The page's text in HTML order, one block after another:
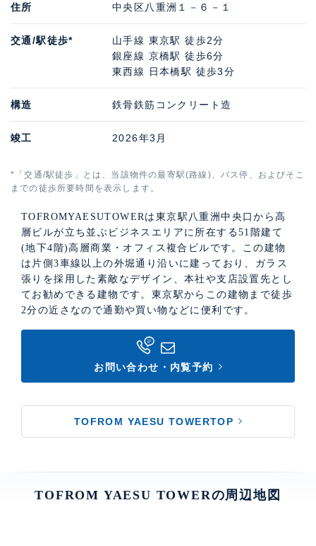
住所 中央区八重洲１－６－１
交通/駅徒歩*
山手線 東京駅 徒歩2分
銀座線 京橋駅 徒歩6分
東西線 日本橋駅 徒歩3分
構造 鉄骨鉄筋コンクリート造
竣工 2026年3月
*「交通/駅徒歩」とは、当該物件の最寄駅(路線)、バス停、およびそこ
までの徒歩所要時間を表示します。
TOFROMYAESUTOWERは東京駅八重洲中央口から高
層ビルが立ち並ぶビジネスエリアに所在する51階建て
(地下4階)高層商業・オフィス複合ビルです。この建物
は片側3車線以上の外堀通り沿いに建っており、ガラス
張りを採用した素敵なデザイン、本社や支店設置先とし
てお勧めできる建物です。東京駅からこの建物まで徒歩
2分の近さなので通勤や買い物などに便利です。
お問い合わせ・内覧予約
TOFROM YAESU TOWERTOP
TOFROM YAESU TOWERの周辺地図